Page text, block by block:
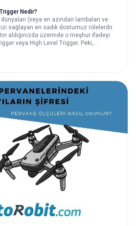
Nedir?
(veya en azından lambaları ve
sağlayan en sadık dostumuz rölelerdir.
aldığınızda üzerinde o meşhur ifadeyi
veya High Level Trigger. Peki,
tam olarak nedir ve neden iki farklı türü
olan 5V Tekli Röle Kartı üzerinden bu